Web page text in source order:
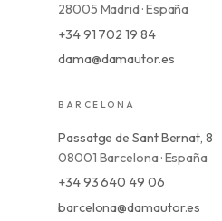
28005 Madrid · España
+34 91 702 19 84
dama@damautor.es
BARCELONA
Passatge de Sant Bernat, 8
08001 Barcelona · España
+34 93 640 49 06
barcelona@damautor.es